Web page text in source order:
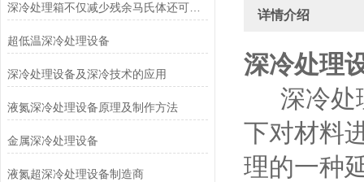
深冷处理箱不仅减少残余马氏体还可以析出碳化物颗粒
超低温深冷处理设备
深冷处理设备及深冷技术的应用
液氮深冷处理设备原理及制作方法
金属深冷处理设备
液氮超深冷处理设备制造商
详情介绍
深冷处理
深冷处
下对材料
理的一种